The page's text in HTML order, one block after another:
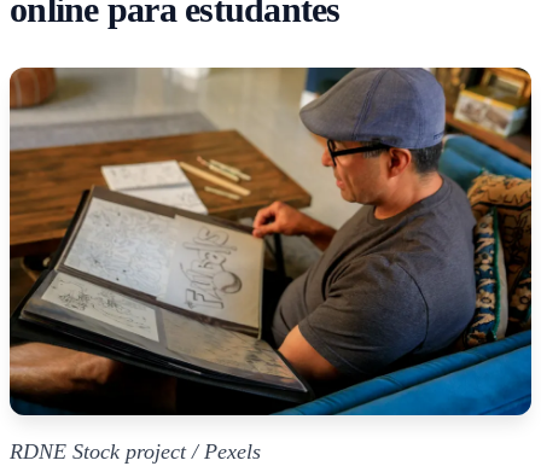
online para estudantes
RDNE Stock project / Pexels